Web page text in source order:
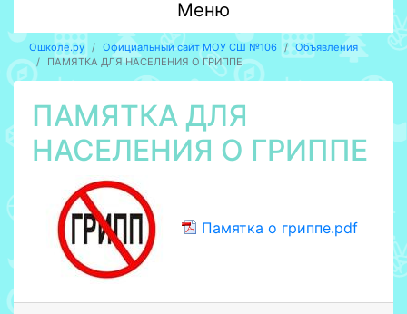
Меню
Ошколе.ру Официальный сайт МОУ СШ №106
Объявления
ПАМЯТКА ДЛЯ НАСЕЛЕНИЯ О ГРИППЕ
ПАМЯТКА ДЛЯ
НАСЕЛЕНИЯ О ГРИППЕ
Памятка о гриппе.pdf